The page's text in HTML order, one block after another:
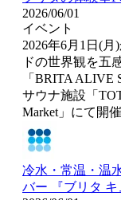
2026/06/01
イベント
2026年6月1日(
ドの世界観を五
「BRITA ALIVE
サウナ施設「
Market」にて開
冷水・常温・温
バー 『ブリタ